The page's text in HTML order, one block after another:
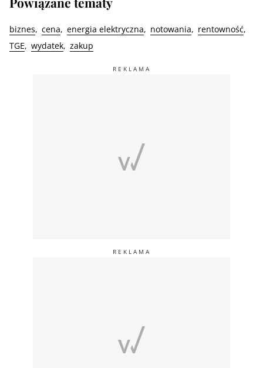
biznes cena energia elektryczna notowania
rentowność
TGE
wydatek zakup